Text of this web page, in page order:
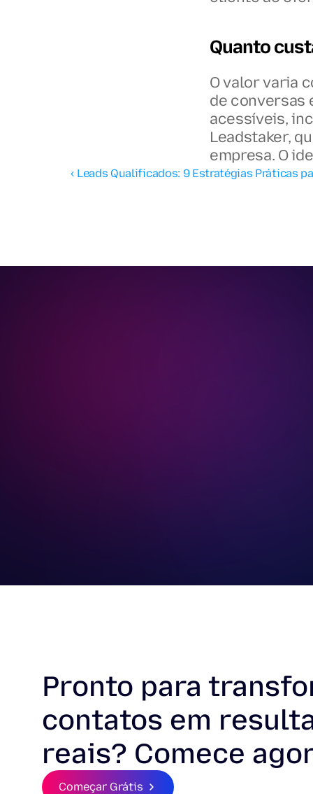
Quanto
O valor varia
de conversas
acessíveis,
Leadstaker,
empresa. O
‹ Leads Qualificados: 9 Estratégias Práticas
Pronto para
contatos em
reais? Comece
Começar Grátis